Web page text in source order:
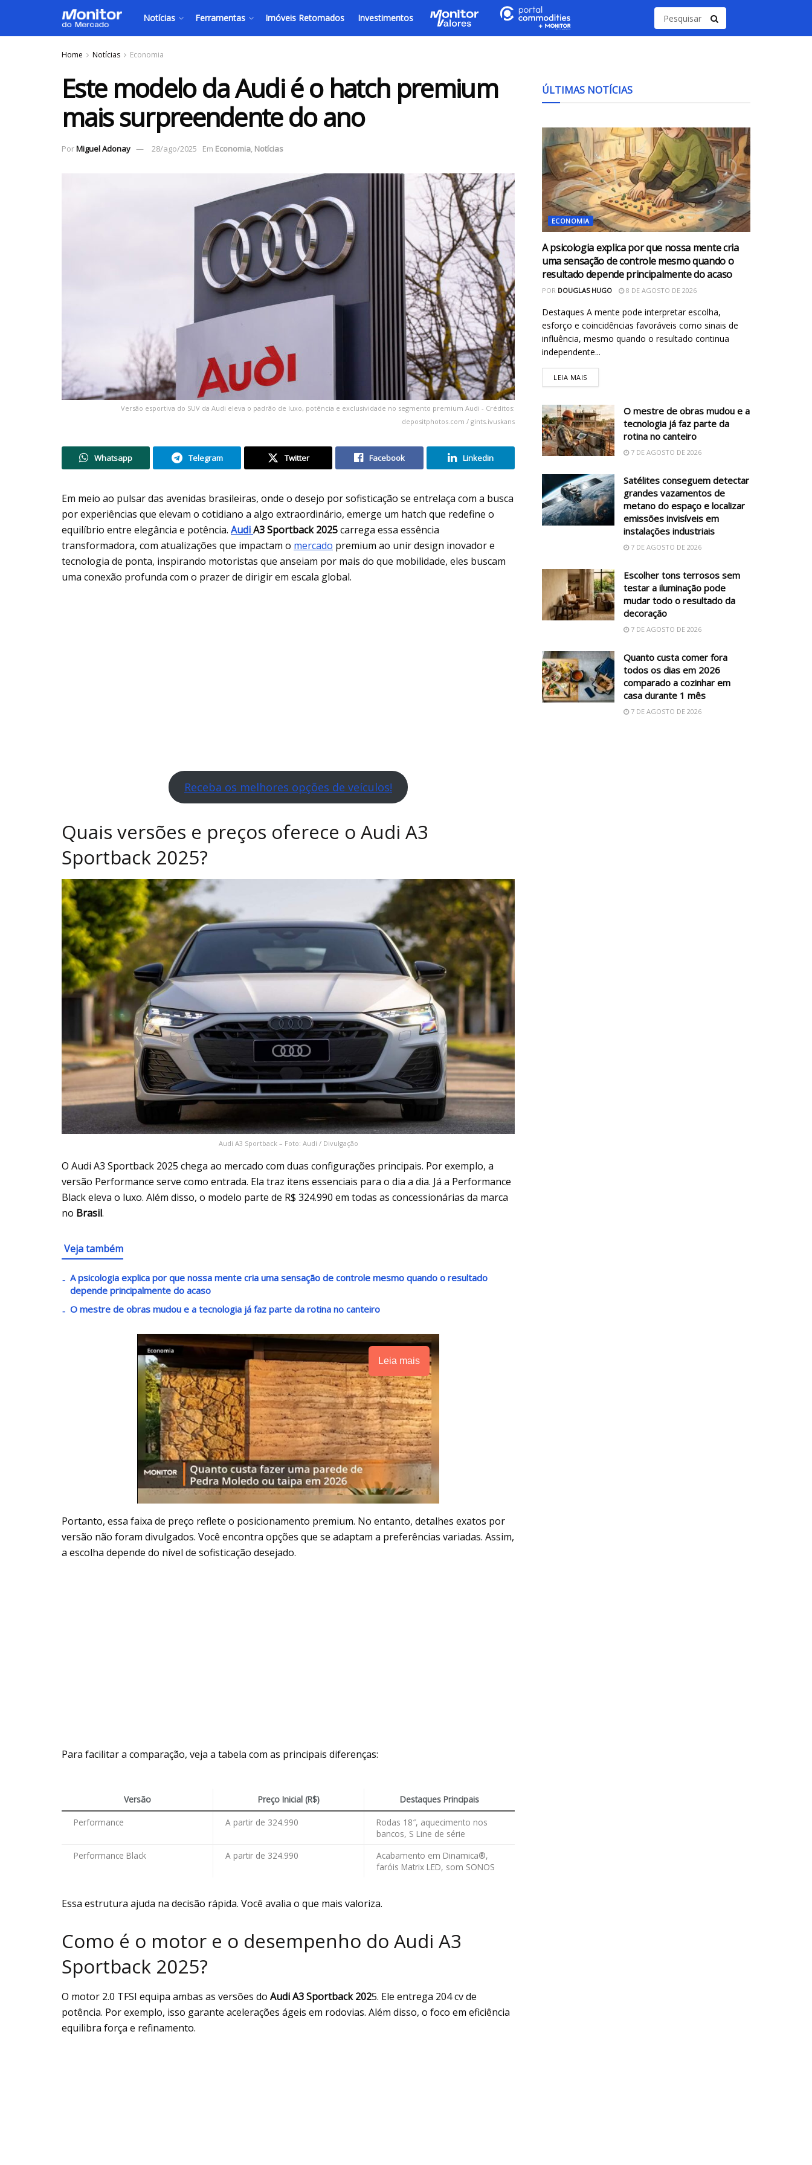
Notícias Ferramentas Imóveis Retomados Investimentos
Home Notícias Economia
Este modelo da Audi é o hatch premium
mais surpreendente do ano
PorMiguel Adonay 28/ago/2025 Em Economia, Notícias
Versão esportiva do SUV da Audi eleva o padrão de luxo, potência e exclusividade no segmento premium Audi - Créditos:
depositphotos.com / gints.ivuskans
Whatsapp Telegram Twitter Facebook Linkedin
Em meio ao pulsar das avenidas brasileiras, onde o desejo por sofisticação se entrelaça com a busca
por experiências que elevam o cotidiano a algo extraordinário, emerge um hatch que redefine o
equilíbrio entre elegância e potência. AudiA3 Sportback 2025carrega essa essência
transformadora, com atualizações que impactam o mercado premium ao unir design inovador e
tecnologia de ponta, inspirando motoristas que anseiam por mais do que mobilidade, eles buscam
uma conexão profunda com o prazer de dirigir em escala global.
Receba os melhores opções de veículos!
Quais versões e preços oferece o Audi A3
Sportback 2025?
Audi A3 Sportback – Foto: Audi / Divulgação
O Audi A3 Sportback 2025 chega ao mercado com duas configurações principais. Por exemplo, a
versão Performance serve como entrada. Ela traz itens essenciais para o dia a dia. Já a Performance
Black eleva o luxo. Além disso, o modelo parte de R$ 324.990 em todas as concessionárias da marca
no Brasil.
Veja também
A psicologia explica por que nossa mente cria uma sensação de controle mesmo quando o resultado
depende principalmente do acaso
O mestre de obras mudou e a tecnologia já faz parte da rotina no canteiro
Leia mais
Portanto, essa faixa de preço reflete o posicionamento premium. No entanto, detalhes exatos por
versão não foram divulgados. Você encontra opções que se adaptam a preferências variadas. Assim,
a escolha depende do nível de sofisticação desejado.
Para facilitar a comparação, veja a tabela com as principais diferenças:
Versão Preço Inicial (R$)
Destaques Principais
Performance
A partir de 324.990
Rodas 18″, aquecimento nos
bancos, S Line de série
Performance Black
A partir de 324.990
Acabamento em Dinamica®,
faróis Matrix LED, som SONOS
Essa estrutura ajuda na decisão rápida. Você avalia o que mais valoriza.
Como é o motor e o desempenho do Audi A3
Sportback 2025?
O motor 2.0 TFSI equipa ambas as versões do Audi A3 Sportback 2025. Ele entrega 204 cv de
potência. Por exemplo, isso garante acelerações ágeis em rodovias. Além disso, o foco em eficiência
equilibra força e refinamento.
ÚLTIMAS NOTÍCIAS
ECONOMIA
A psicologia explica por que nossa mente cria
uma sensação de controle mesmo quando o
resultado depende principalmente do acaso
POR DOUGLAS HUGO 8 DE AGOSTO DE 2026
Destaques A mente pode interpretar escolha,
esforço e coincidências favoráveis como sinais de
influência, mesmo quando o resultado continua
independente...
LEIA MAIS
O mestre de obras mudou e a
tecnologia já faz parte da
rotina no canteiro
7 DE AGOSTO DE 2026
Satélites conseguem detectar
grandes vazamentos de
metano do espaço e localizar
emissões invisíveis em
instalações industriais
7 DE AGOSTO DE 2026
Escolher tons terrosos sem
testar a iluminação pode
mudar todo o resultado da
decoração
7 DE AGOSTO DE 2026
Quanto custa comer fora
todos os dias em 2026
comparado a cozinhar em
casa durante 1 mês
7 DE AGOSTO DE 2026